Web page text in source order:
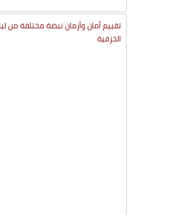
تقييم أمان وأزمان نبضة مختلفة من
الخزفية